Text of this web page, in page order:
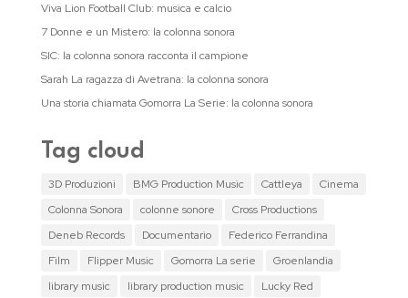
Viva Lion Football Club: musica e calcio
7 Donne e un Mistero: la colonna sonora
SIC: la colonna sonora racconta il campione
Sarah La ragazza di Avetrana: la colonna sonora
Una storia chiamata Gomorra La Serie: la colonna sonora
Tag cloud
3D Produzioni BMG Production Music Cattleya
Cinema
Colonna Sonora
colonne sonore
Cross Productions
Deneb Records
Documentario
Federico Ferrandina
Film
Flipper Music Gomorra La serie
Groenlandia
library music
library production music
Lucky Red